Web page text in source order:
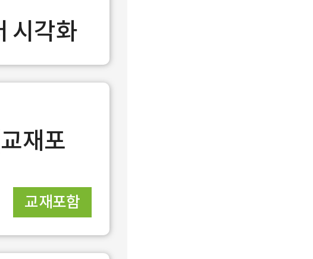
시각화
재포
교재포함